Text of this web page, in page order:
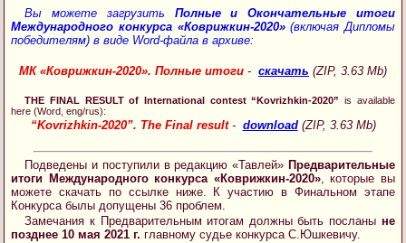
Вы можете загрузить Полные и Окончательные итоги
Международного конкурса «Коврижкин-2020»(включая Дипломы
победителям) в виде Word-файла в архиве:
МК «Коврижкин-2020». Полные итоги - скачать (ZIP, 3.63 Mb)
THE FINAL RESULT of International contest “Kovrizhkin-2020” is available
here (Word, eng/rus):
“Kovrizhkin-2020”. The Final result- download(ZIP, 3.63 Mb)
Подведены и поступили в редакцию «Тавлей» Предварительные
итоги Международного конкурса «Коврижкин-2020», которые вы
можете скачать по ссылке ниже. К участию в Финальном этапе
Конкурса былы допущены 36 проблем.
Замечания к Предварительным итогам должны быть посланы не
позднее 10 мая 2021 г. главному судье конкурса С.Юшкевичу.